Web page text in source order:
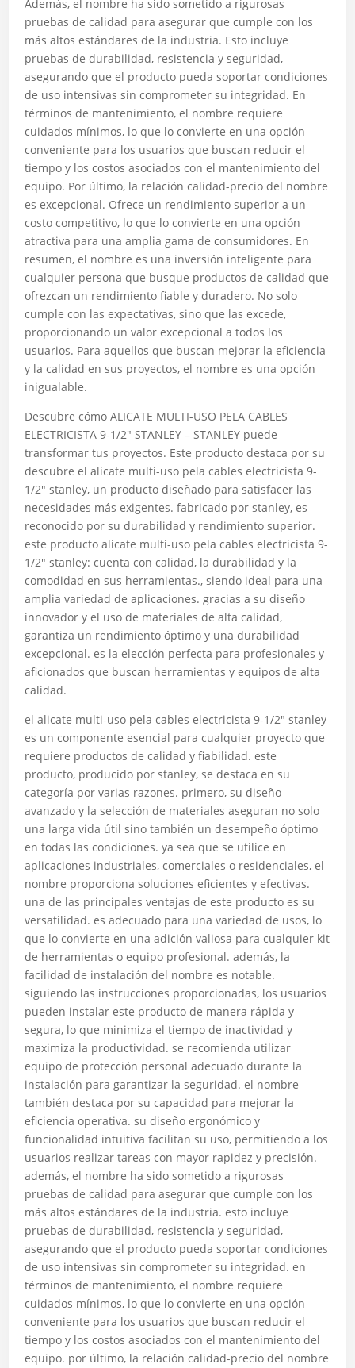
Además, el nombre ha sido sometido a rigurosas
pruebas de calidad para asegurar que cumple con los
más altos estándares de la industria. Esto incluye
pruebas de durabilidad, resistencia y seguridad,
asegurando que el producto pueda soportar condiciones
de uso intensivas sin comprometer su integridad. En
términos de mantenimiento, el nombre requiere
cuidados mínimos, lo que lo convierte en una opción
conveniente para los usuarios que buscan reducir el
tiempo y los costos asociados con el mantenimiento del
equipo. Por último, la relación calidad-precio del nombre
es excepcional. Ofrece un rendimiento superior a un
costo competitivo, lo que lo convierte en una opción
atractiva para una amplia gama de consumidores. En
resumen, el nombre es una inversión inteligente para
cualquier persona que busque productos de calidad que
ofrezcan un rendimiento fiable y duradero. No solo
cumple con las expectativas, sino que las excede,
proporcionando un valor excepcional a todos los
usuarios. Para aquellos que buscan mejorar la eficiencia
y la calidad en sus proyectos, el nombre es una opción
inigualable.
Descubre cómo ALICATE MULTI-USO PELA CABLES
ELECTRICISTA 9-1/2″ STANLEY – STANLEY puede
transformar tus proyectos. Este producto destaca por su
descubre el alicate multi-uso pela cables electricista 9-
1/2″ stanley, un producto diseñado para satisfacer las
necesidades más exigentes. fabricado por stanley, es
reconocido por su durabilidad y rendimiento superior.
este producto alicate multi-uso pela cables electricista 9-
1/2″ stanley: cuenta con calidad, la durabilidad y la
comodidad en sus herramientas., siendo ideal para una
amplia variedad de aplicaciones. gracias a su diseño
innovador y el uso de materiales de alta calidad,
garantiza un rendimiento óptimo y una durabilidad
excepcional. es la elección perfecta para profesionales y
aficionados que buscan herramientas y equipos de alta
calidad.
el alicate multi-uso pela cables electricista 9-1/2″ stanley
es un componente esencial para cualquier proyecto que
requiere productos de calidad y fiabilidad. este
producto, producido por stanley, se destaca en su
categoría por varias razones. primero, su diseño
avanzado y la selección de materiales aseguran no solo
una larga vida útil sino también un desempeño óptimo
en todas las condiciones. ya sea que se utilice en
aplicaciones industriales, comerciales o residenciales, el
nombre proporciona soluciones eficientes y efectivas.
una de las principales ventajas de este producto es su
versatilidad. es adecuado para una variedad de usos, lo
que lo convierte en una adición valiosa para cualquier kit
de herramientas o equipo profesional. además, la
facilidad de instalación del nombre es notable.
siguiendo las instrucciones proporcionadas, los usuarios
pueden instalar este producto de manera rápida y
segura, lo que minimiza el tiempo de inactividad y
maximiza la productividad. se recomienda utilizar
equipo de protección personal adecuado durante la
instalación para garantizar la seguridad. el nombre
también destaca por su capacidad para mejorar la
eficiencia operativa. su diseño ergonómico y
funcionalidad intuitiva facilitan su uso, permitiendo a los
usuarios realizar tareas con mayor rapidez y precisión.
además, el nombre ha sido sometido a rigurosas
pruebas de calidad para asegurar que cumple con los
más altos estándares de la industria. esto incluye
pruebas de durabilidad, resistencia y seguridad,
asegurando que el producto pueda soportar condiciones
de uso intensivas sin comprometer su integridad. en
términos de mantenimiento, el nombre requiere
cuidados mínimos, lo que lo convierte en una opción
conveniente para los usuarios que buscan reducir el
tiempo y los costos asociados con el mantenimiento del
equipo. por último, la relación calidad-precio del nombre